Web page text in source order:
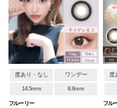
度あり・なし ワンデー
14.5mm 8.6mm
フルーリー
度
フル